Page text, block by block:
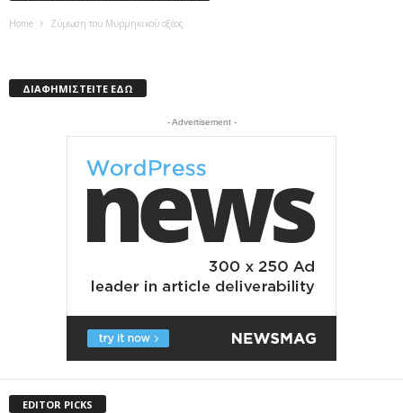
Home Ζύμωση του Μυρμηκικού οξέος
ΔΙΑΦΗΜΙΣΤΕΙΤΕ ΕΔΩ
- Advertisement -
EDITOR PICKS